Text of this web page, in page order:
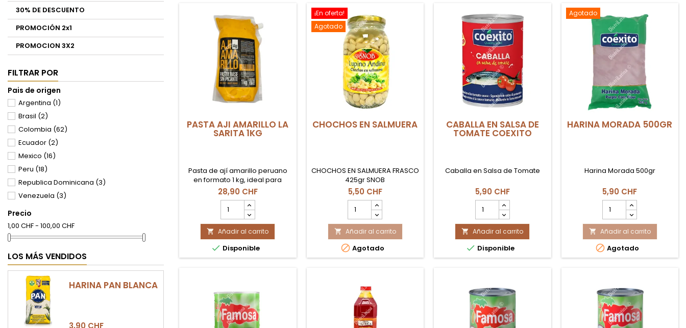
30% DE DESCUENTO
PROMOCIÓN 2x1
PROMOCION 3X2
FILTRAR POR
Pais de origen
Argentina (1)
Brasil (2)
Colombia (62)
Ecuador (2)
Mexico (16)
Peru (18)
Republica Dominicana (3)
Venezuela (3)
Precio
1,00 CHF - 100,00 CHF
LOS MÁS VENDIDOS
HARINA PAN BLANCA
3,90 CHF
20g
GOYA
LA
SARITA
SARITA
PASTA AJI AMARILLO LA
SARITA 1KG
Pasta de ají amarillo peruano
en formato 1 kg, ideal para
recetas tradicionales y uso
profesional en Suiza.
28,90 CHF
cantidad
del
producto
PASTA
AJI
AMARILLO
LA
 Añadir al carrito
 Disponible
¡En oferta!
Agotado
CHOCHOS EN SALMUERA
CHOCHOS EN SALMUERA FRASCO
425gr SNOB
5,50 CHF
cantidad
del
producto
CHOCHOS
EN
SALMUERA
 Añadir al carrito
 Agotado
CABALLA EN SALSA DE
TOMATE COEXITO
Caballa en Salsa de Tomate
5,90 CHF
cantidad
del
producto
CABALLA
EN
SALSA
DE
 Añadir al carrito
 Disponible
Agotado
HARINA MORADA 500GR
Harina Morada 500gr
5,90 CHF
cantidad
del
producto
HARINA
MORADA
500GR
 Añadir al carrito
 Agotado